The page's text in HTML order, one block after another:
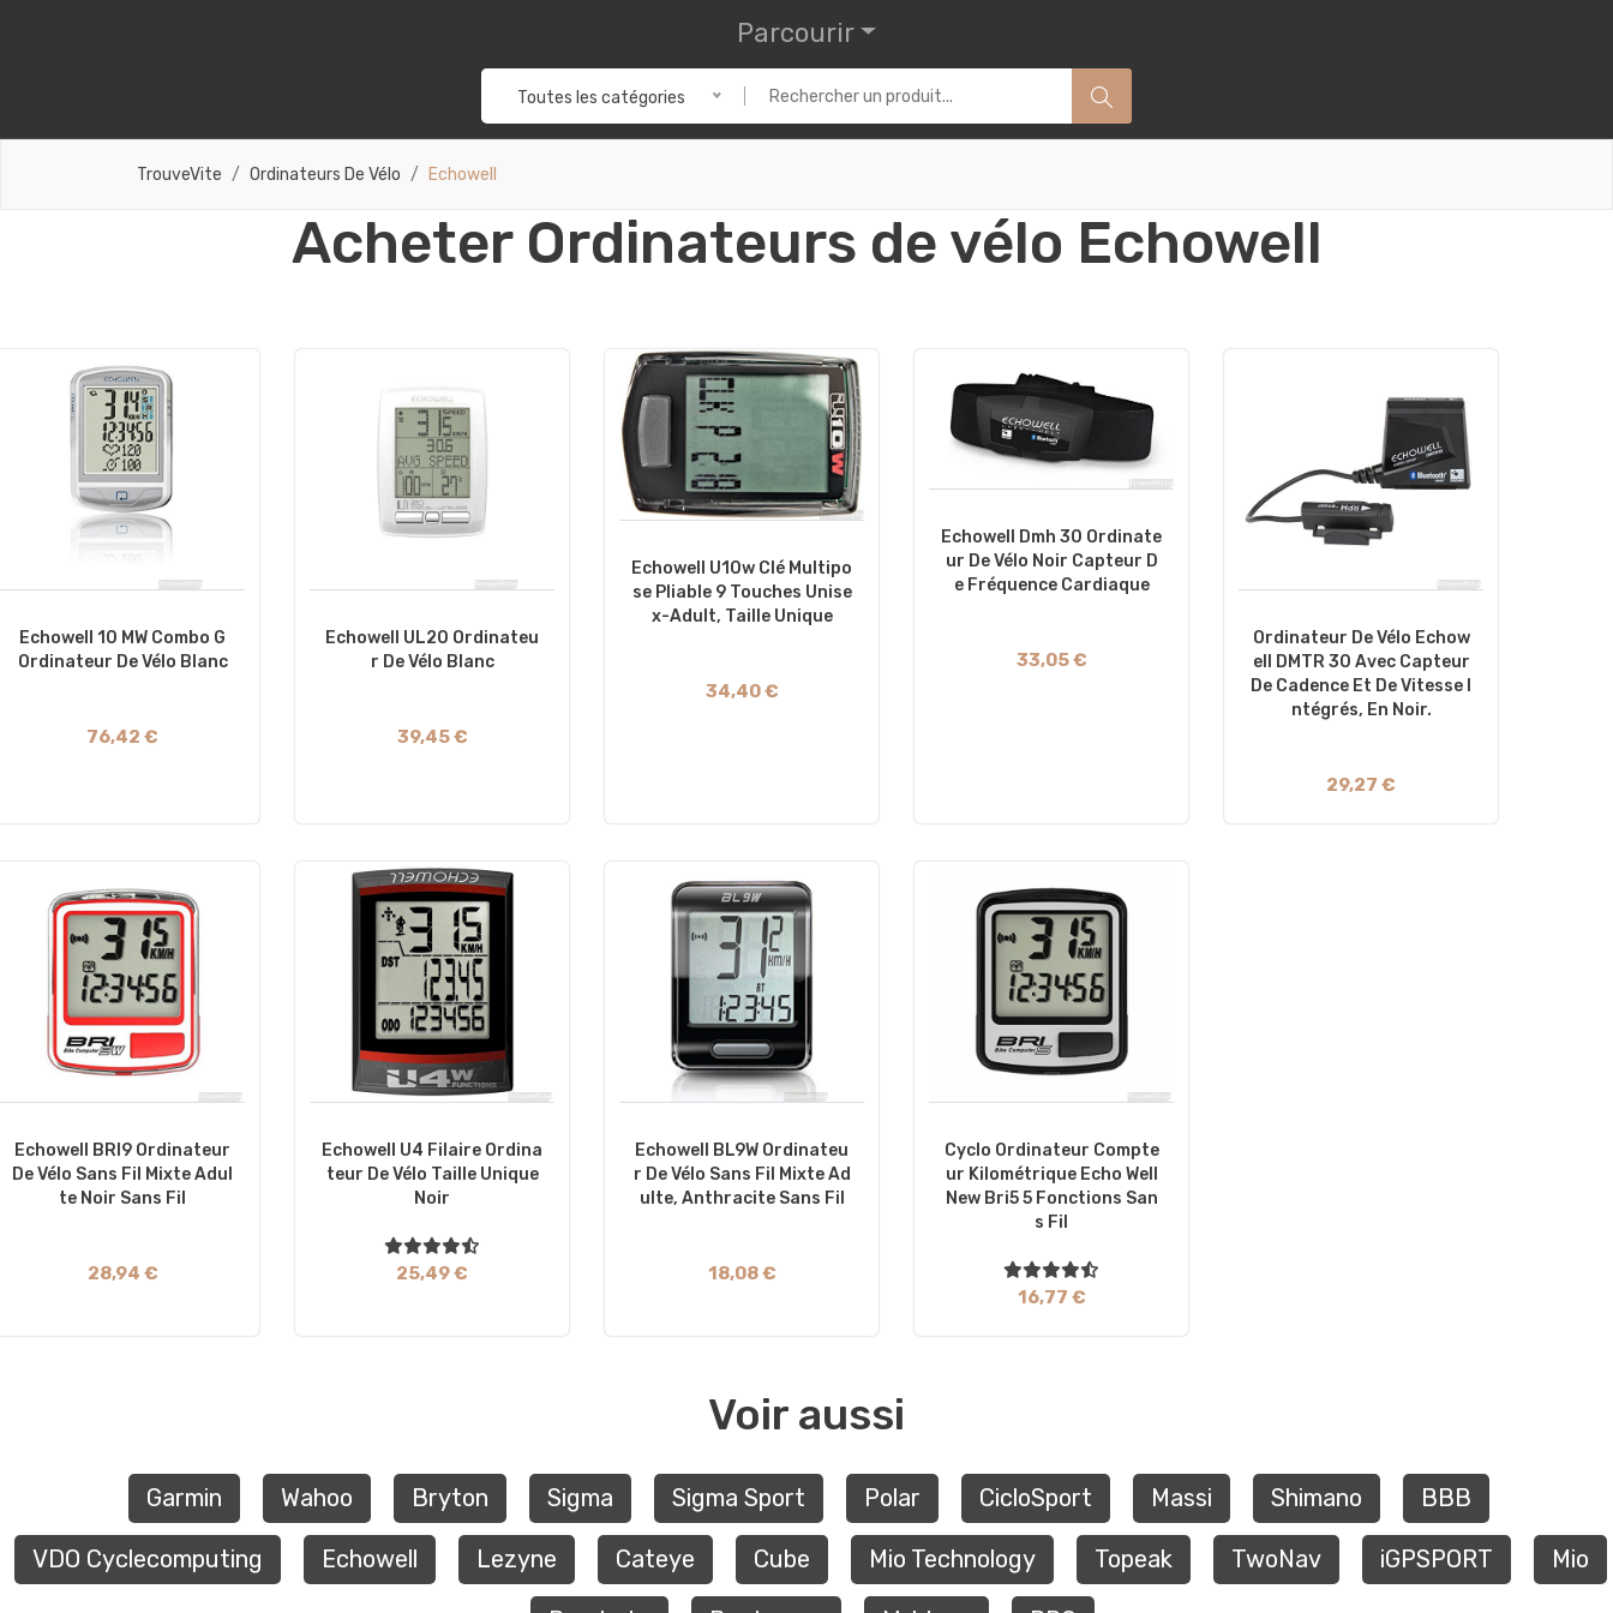
Parcourir
Toutes les catégories
TrouveVite Ordinateurs De Vélo Echowell
Acheter Ordinateurs de vélo Echowell
Echowell 10 MW Combo G
Ordinateur De Vélo Blanc
76,42 €
Echowell UL20 Ordinateu
R De Vélo Blanc
39,45 €
Echowell U10w Clé Multipo
Se Pliable 9 Touches Unise
X-Adult, Taille Unique
34,40 €
Echowell Dmh 30 Ordinate
Ur De Vélo Noir Capteur D
E Fréquence Cardiaque
33,05 €
Ordinateur De Vélo Echow
Ell DMTR 30 Avec Capteur
De Cadence Et De Vitesse I
Ntégrés, En Noir.
29,27 €
Echowell BRI9 Ordinateur
De Vélo Sans Fil Mixte Adul
Te Noir Sans Fil
28,94 €
Echowell U4 Filaire Ordina
Teur De Vélo Taille Unique
Noir
25,49 €
Echowell BL9W Ordinateu
R De Vélo Sans Fil Mixte Ad
Ulte, Anthracite Sans Fil
18,08 €
Cyclo Ordinateur Compte
Ur Kilométrique Echo Well
New Bri5 5 Fonctions San
S Fil
16,77 €
Voir aussi
Garmin Wahoo Bryton Sigma Sigma Sport Polar CicloSport Massi Shimano BBB
VDO Cyclecomputing Echowell Lezyne Cateye Cube Mio Technology Topeak TwoNav iGPSPORT Mio